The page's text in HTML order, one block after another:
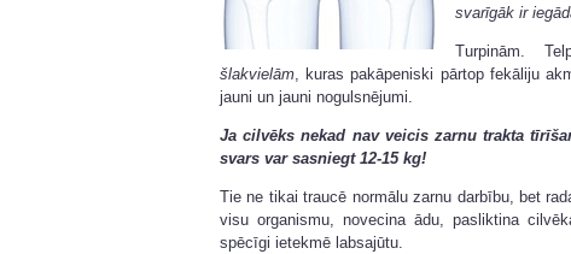
svarīgāk ir
Turpinām.
šlakvielām , kuras pakāpeniski pārtop fekāliju
jauni un jauni nogulsnējumi.
Ja cilvēks nekad nav veicis zarnu trakta
svars var sasniegt 12-15 kg!
Tie ne tikai traucē normālu zarnu darbību, bet
visu organismu, novecina ādu, pasliktina
spēcīgi ietekmē labsajūtu.